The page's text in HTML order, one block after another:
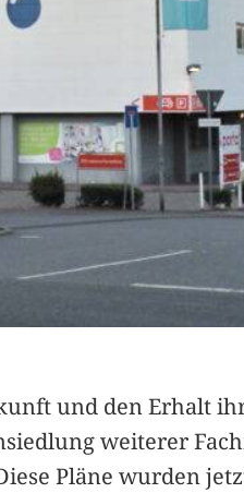
und den Erhalt
weiterer
Pläne wurden